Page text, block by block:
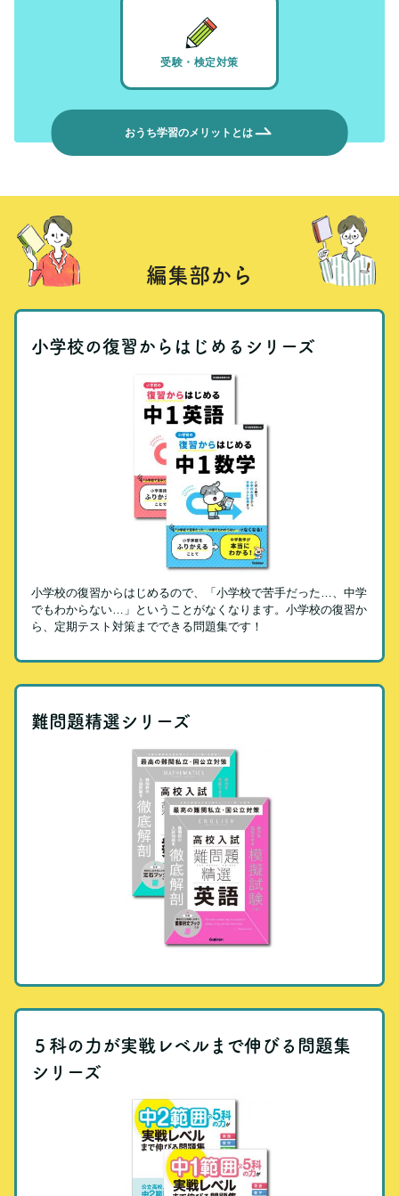
受験・検定対策
おうち学習のメリットとは
編集部から
小学校の復習からはじめるシリーズ
小学校の復習からはじめるので、「小学校で苦手だった…、中学
でもわからない…」ということがなくなります。小学校の復習か
ら、定期テスト対策までできる問題集です！
難問題精選シリーズ
５科の力が実戦レベルまで伸びる問題集
シリーズ